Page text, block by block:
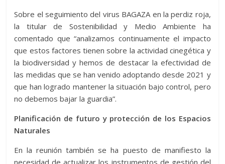
Sobre el seguimiento del virus BAGAZA en la perdiz roja,
la titular de Sostenibilidad y Medio Ambiente ha
comentado que “analizamos continuamente el impacto
que estos factores tienen sobre la actividad cinegética y
la biodiversidad y hemos de destacar la efectividad de
las medidas que se han venido adoptando desde 2021 y
que han logrado mantener la situación bajo control, pero
no debemos bajar la guardia”.
Planificación de futuro y protección de los Espacios
Naturales
En la reunión también se ha puesto de manifiesto la
necesidad de actualizar los instrumentos de gestión del